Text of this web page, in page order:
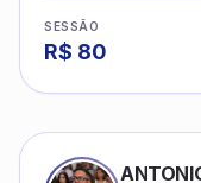
SESSÃO
R$ 80